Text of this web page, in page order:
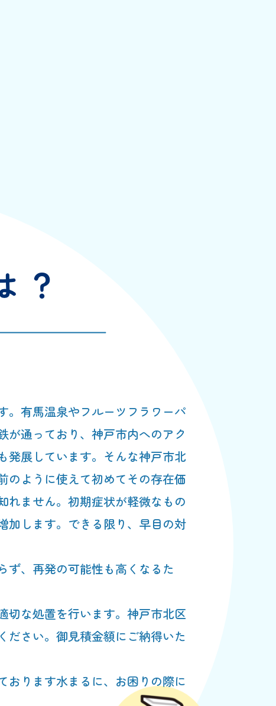
。有馬温泉やフルーツフラワーパ
が通っており、神戸市内へのアク
発展しています。そんな神戸市北
のように使えて初めてその存在価
れません。初期症状が軽微なもの
加します。できる限り、早目の対
ず、再発の可能性も高くなるた
切な処置を行います。神戸市北区
ださい。御見積金額にご納得いた
おります水まるに、お困りの際に